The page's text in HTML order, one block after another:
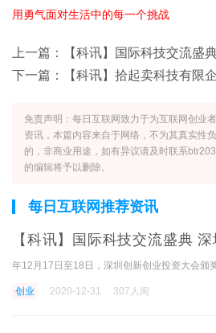
用勇气面对生活中的每一个挑战
上一篇：
【科讯】国际科技交流盛典 深圳革新创业
下一篇：
【科讯】拾起卖科技有限企业加入天
免责声明：每日互联网致力于为互联网创业
资讯，本篇内容来自于网络，不为其真实性
的，非商业用途，如有异议请及时联系
的编辑将予以删除。
每日互联网推荐资讯
【科讯】国际科技交流盛典
颁奖典礼暨大湾区科技大会
创业 2020-12-31 307人阅